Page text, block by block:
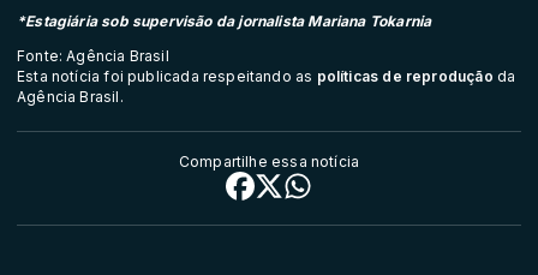
*Estagiária sob supervisão da jornalista Mariana Tokarnia
Fonte: Agência Brasil
Esta notícia foi publicada respeitando as políticas de reprodução da
Agência Brasil.
Compartilhe essa notícia